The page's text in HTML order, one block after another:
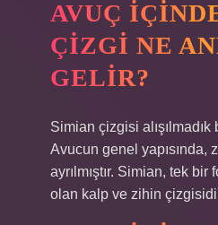
AVUÇ
ÇIZGI NE
GELIR?
Simian çizgisi alışılmadık
Avucun genel yapısında,
ayrılmıştır. Simian, tek
olan kalp ve zihin